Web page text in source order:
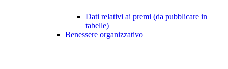
Dati relativi ai premi (da pubblicare in
tabelle)
Benessere organizzativo